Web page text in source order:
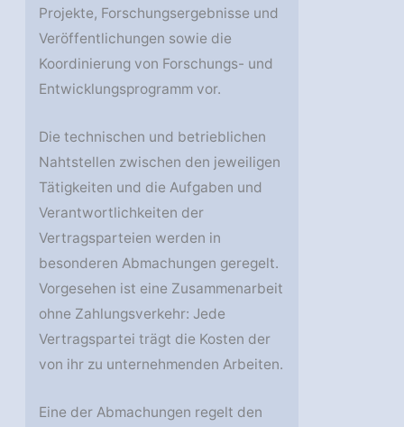
Projekte, Forschungsergebnisse und
Veröffentlichungen sowie die
Koordinierung von Forschungs- und
Entwicklungsprogramm vor.
Die technischen und betrieblichen
Nahtstellen zwischen den jeweiligen
Tätigkeiten und die Aufgaben und
Verantwortlichkeiten der
Vertragsparteien werden in
besonderen Abmachungen geregelt.
Vorgesehen ist eine Zusammenarbeit
ohne Zahlungsverkehr: Jede
Vertragspartei trägt die Kosten der
von ihr zu unternehmenden Arbeiten.
Eine der Abmachungen regelt den